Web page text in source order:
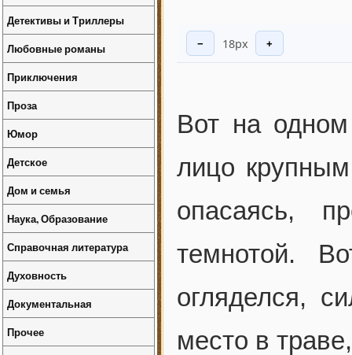
− 18px +
Вот на
лицо
опасаясь,
темнотой.
огляделся,
место в
Детективы и Триллеры
Любовные романы
Приключения
Проза
Юмор
Детское
Дом и семья
Наука, Образование
Справочная литература
Духовность
Документальная
Прочее